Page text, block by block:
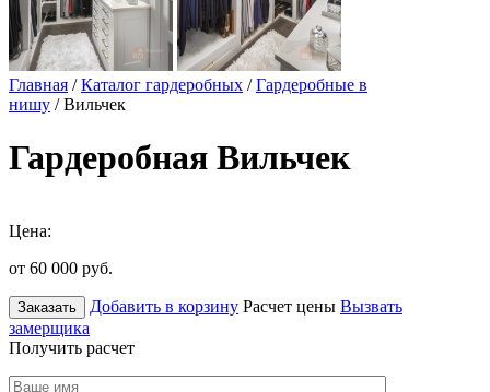
Главная /Каталог гардеробных /Гардеробные в
нишу / Вильчек
Гардеробная Вильчек
Цена:
от 60 000 руб.
Заказать Добавить в корзину Расчет цены Вызвать
замерщика
Получить расчет